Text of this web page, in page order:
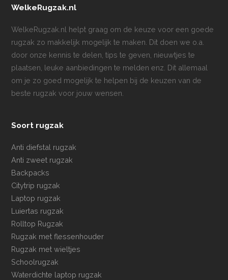
WelkeRugzak.nl
WelkeRugzak.nl helpt graag om de keuze voor een goede
rugzak zo makkelijk mogelijk te maken. Dit doen we o.a.
door onze kennis te delen, tips te geven, nieuwtjes te
plaatsen, leuke aanbiedingen te melden enz. Dit allemaal
om je zo goed mogelijk te helpen bij de keuzen van de
beste rugzak voor jouw wensen.
Soort rugzak
Anti diefstal rugzak
Anti zweet rugzak
Backpacks
Citytrip rugzak
Laptop rugzak
Luiertas rugzak
Rolltop Rugzak
Rugzak met flessenhouder
Rugzak met wieltjes
Schoolrugzak
Waterdichte laptop rugzak